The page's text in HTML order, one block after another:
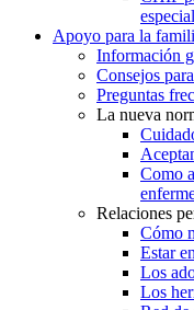
Apoyo para la
Información
Consejos
Preguntas
La nueva
Como
Relaciones
Cómo
Estar
Los
Los